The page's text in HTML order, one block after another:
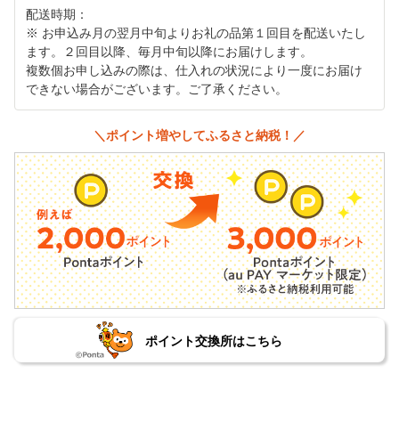
配送時期：
※ お申込み月の翌月中旬よりお礼の品第１回目を配送いたし
ます。２回目以降、毎月中旬以降にお届けします。
複数個お申し込みの際は、仕入れの状況により一度にお届け
できない場合がございます。ご了承ください。
＼ポイント増やしてふるさと納税！／
ポイント交換所はこちら